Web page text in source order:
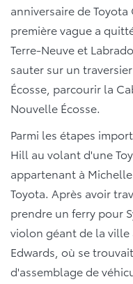
anniversaire de
première vague a
Terre-Neuve et
sauter sur un
Écosse, parcourir la
Nouvelle Écosse.
Parmi les étapes
Hill au volant d'une
appartenant à
Toyota. Après avoir
prendre un ferry pour
violon géant de la ville
Edwards, où se
d'assemblage de